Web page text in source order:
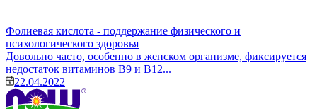
Фолиевая кислота - поддержание физического и
психологического здоровья
Довольно часто, особенно в женском организме, фиксируется
недостаток витаминов В9 и В12...
22.04.2022